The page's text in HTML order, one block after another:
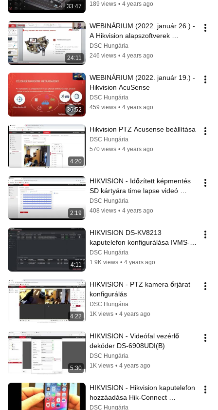
33:47
189 views • 4 years ago
24:11
WEBINÁRIUM (2022. január 26.) -
A Hikvision alapszoftverek
bemutatása
DSC Hungária
246 views • 4 years ago
36:52
WEBINÁRIUM (2022. január 19.) -
Hikvision AcuSense
DSC Hungária
459 views • 4 years ago
4:20
Hikvision PTZ Acusense beállítása
DSC Hungária
570 views • 4 years ago
2:19
HIKVISION - Időzített képmentés
SD kártyára time lapse videó
készítés céljából
DSC Hungária
408 views • 4 years ago
4:11
HIKVISION DS-KV8213
kaputelefon konfigurálása IVMS-
4200 szoftverrel
DSC Hungária
1.9K views • 4 years ago
4:22
HIKVISION - PTZ kamera őrjárat
konfigurálás
DSC Hungária
1K views • 4 years ago
5:30
HIKVISION - Videófal vezérlő
dekóder DS-6908UDI(B)
DSC Hungária
1K views • 4 years ago
HIKVISION - Hikvision kaputelefon
hozzáadása Hik-Connect
applikációhoz
DSC Hungária